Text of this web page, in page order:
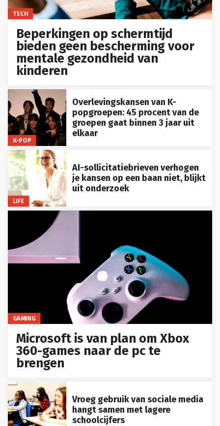
TECH
Beperkingen op schermtijd
bieden geen bescherming voor
mentale gezondheid van
kinderen
K-POP
Overlevingskansen van K-
popgroepen: 45 procent van de
groepen gaat binnen 3 jaar uit
elkaar
LIFE
AI-sollicitatiebrieven verhogen
je kansen op een baan niet, blijkt
uit onderzoek
GAMING
Microsoft is van plan om Xbox
360-games naar de pc te
brengen
Vroeg gebruik van sociale media
hangt samen met lagere
schoolcijfers